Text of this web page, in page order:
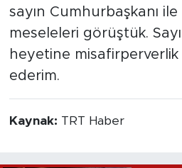
sayın Cumhurbaşkanı ile
meseleleri görüştük.
heyetine
ederim.
Kaynak: TRT Haber